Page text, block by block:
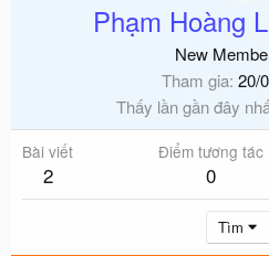
Phạm Hoàng
New
Tham gia 20/
Thấy lần gần đây
Bài viết
2
Điểm tương tác
0
Tìm